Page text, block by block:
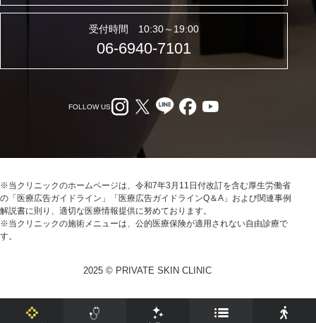
受付時間 10:30～19:00
06-6940-7101
FOLLOW US
※当クリニックのホームページは、令和7年3月11日付改訂を含む厚生労働省
の「医療広告ガイドライン」「医療広告ガイドラインQ＆A」および関連事例
解説書に則り、適切な医療情報提供に努めております。
※当クリニックの施術メニューは、公的医療保険が適用されない自由診療で
す。
2025 © PRIVATE SKIN CLINIC